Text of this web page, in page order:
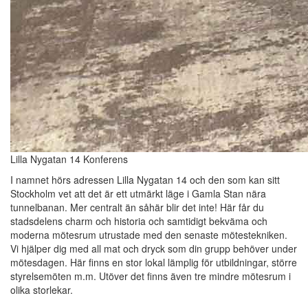
Lilla Nygatan 14 Konferens
I namnet hörs adressen Lilla Nygatan 14 och den som kan sitt
Stockholm vet att det är ett utmärkt läge i Gamla Stan nära
tunnelbanan. Mer centralt än såhär blir det inte! Här får du
stadsdelens charm och historia och samtidigt bekväma och
moderna mötesrum utrustade med den senaste mötestekniken.
Vi hjälper dig med all mat och dryck som din grupp behöver under
mötesdagen. Här finns en stor lokal lämplig för utbildningar, större
styrelsemöten m.m. Utöver det finns även tre mindre mötesrum i
olika storlekar.